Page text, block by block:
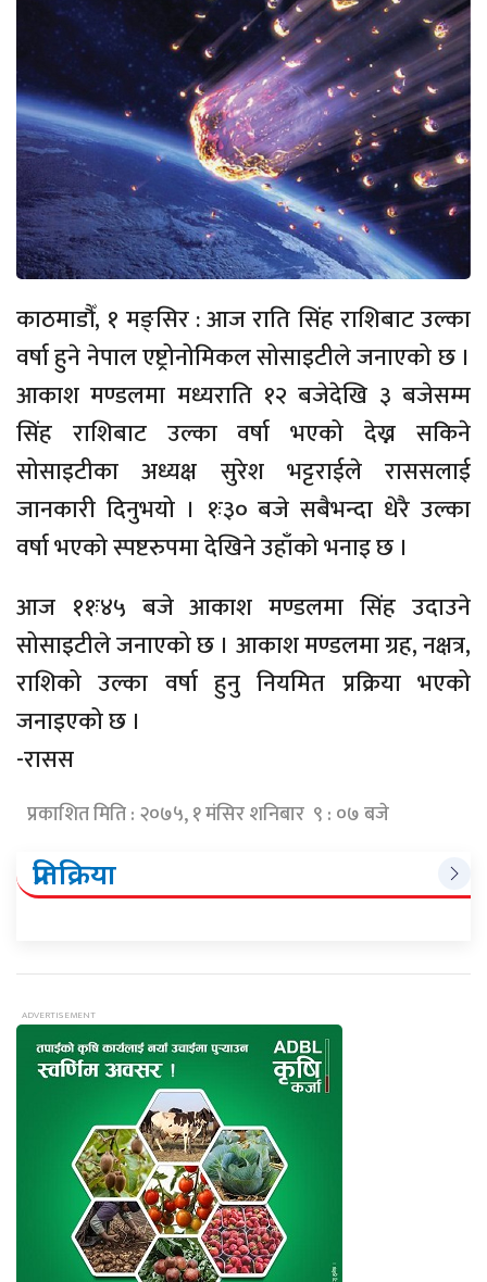
काठमाडौँ, १ मङ्सिर : आज राति सिंह राशिबाट उल्का
वर्षा हुने नेपाल एष्ट्रोनोमिकल सोसाइटीले जनाएको छ ।
आकाश मण्डलमा मध्यराति १२ बजेदेखि ३ बजेसम्म
सिंह राशिबाट उल्का वर्षा भएको देख्न सकिने
सोसाइटीका अध्यक्ष सुरेश भट्टराईले राससलाई
जानकारी दिनुभयो । १ः३० बजे सबैभन्दा धेरै उल्का
वर्षा भएको स्पष्टरुपमा देखिने उहाँको भनाइ छ ।
आज ११ः४५ बजे आकाश मण्डलमा सिंह उदाउने
सोसाइटीले जनाएको छ । आकाश मण्डलमा ग्रह, नक्षत्र,
राशिको उल्का वर्षा हुनु नियमित प्रक्रिया भएको
जनाइएको छ ।
-रासस
प्रकाशित मिति : २०७५, १ मंसिर शनिबार ९ : ०७ बजे
प्रतिक्रिया